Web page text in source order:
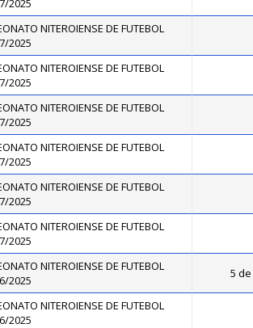
2025
NITEROIENSE DE FUTEBOL
2025
NITEROIENSE DE FUTEBOL
2025
NITEROIENSE DE FUTEBOL
2025
NITEROIENSE DE FUTEBOL
2025
NITEROIENSE DE FUTEBOL
2025
NITEROIENSE DE FUTEBOL
2025
NITEROIENSE DE FUTEBOL
2025
5 de
NITEROIENSE DE FUTEBOL
2025